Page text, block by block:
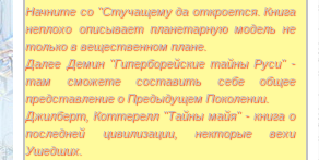
Начните со "Стучащему да откроется. Книга
неплохо описывает планетарную модель не
только в вещественном плане.
Далее Демин "Гиперборейские тайны Руси" -
там сможете составить себе общее
представление о Предыдущем Поколении.
Джилберт, Коттерелл "Тайны майя" - книга о
последней цивилизации, некторые вехи
Ушедших.